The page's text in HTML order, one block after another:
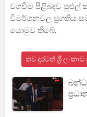
වගවීම පිළිබඳව පුළුල්
විමර්ශනවල ප්‍රගතිය
යොමුව තිබේ.
තව දුරටත් ශ්‍රී